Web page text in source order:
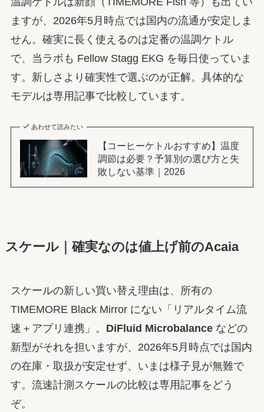
ますが、2026年5月時点では国内の流通が安定しま
せん。確実に長く使えるのは定番の温調ケトル
で、当ラボも Fellow Stagg EKG を毎日使っていま
す。新しさより確実性で選ぶのが正解。具体的な
モデルは専用記事で比較しています。
あわせて読みたい
【コーヒーケトルおすすめ】温度
調節は必要？予算別の選び方と失
敗しない基準｜2026
スケール｜確実なのは値上げ前のAcaia
スケールの新しい買い替え理由は、所有の
TIMEMORE Black Mirror にない「リアルタイム流
速＋アプリ連携」。 DiFluid Microbalanceなどの
新型がそれを担いますが、2026年5月時点では国内
の在庫・取扱が安定せず、いまは様子見が無難で
す。流速計測スケールの比較は専用記事をどう
ぞ。